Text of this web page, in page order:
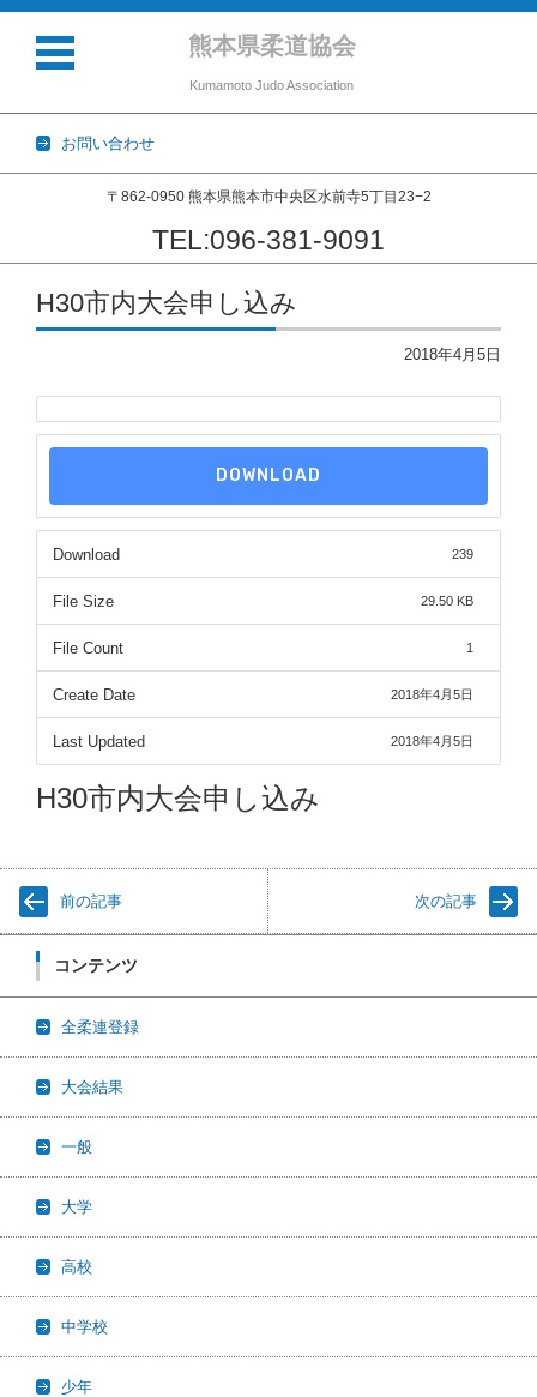
熊本県柔道協会
Kumamoto Judo Association
お問い合わせ
〒862-0950 熊本県熊本市中央区水前寺5丁目23−2
TEL:096-381-9091
コンテンツに移動
H30市内大会申し込み
2018年4月5日
DOWNLOAD
Download 239
File Size 29.50 KB
File Count 1
Create Date 2018年4月5日
Last Updated 2018年4月5日
H30市内大会申し込み
前の記事 次の記事
コンテンツ
全柔連登録
大会結果
一般
大学
高校
中学校
少年